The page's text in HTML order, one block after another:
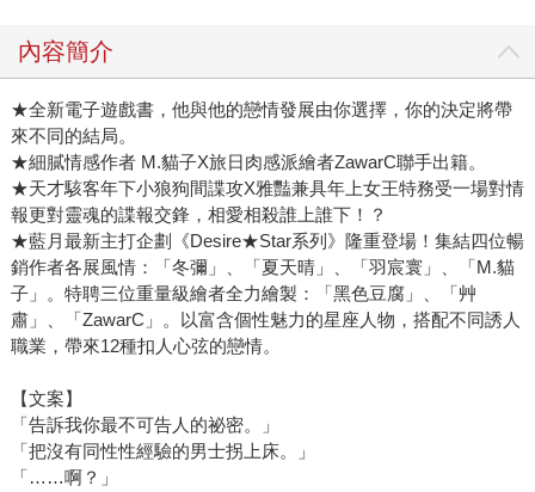
內容簡介
★全新電子遊戲書，他與他的戀情發展由你選擇，你的決定將帶
來不同的結局。
★細膩情感作者 M.貓子X旅日肉感派繪者ZawarC聯手出籍。
★天才駭客年下小狼狗間諜攻X雅豔兼具年上女王特務受一場對情
報更對靈魂的諜報交鋒，相愛相殺誰上誰下！？
★藍月最新主打企劃《Desire★Star系列》隆重登場！集結四位暢
銷作者各展風情：「冬彌」、「夏天晴」、「羽宸寰」、「M.貓
子」。特聘三位重量級繪者全力繪製：「黑色豆腐」、「艸
肅」、「ZawarC」。以富含個性魅力的星座人物，搭配不同誘人
職業，帶來12種扣人心弦的戀情。
【文案】
「告訴我你最不可告人的祕密。」
「把沒有同性性經驗的男士拐上床。」
「……啊？」